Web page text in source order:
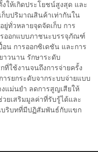
ห้เกิดประโยชน์สูงสุด และ
ก็บปริมาณสินค้าเท่ากันใน
ทั่วหลายจุดจัดเก็บ การ
ออกแบบภาชนะบรรจุภัณฑ์
น การออกซิเดชัน และการ
าวนาน รักษาระดับ
ใช้งานจนถึงการจ่ายครั้ง
รยกระดับจากระบบจ่ายแบบ
แม่นยำ ลดการสูญเสียให้
ยเสริมมูลค่าที่รับรู้ได้และ
บริบทที่มีปฏิสัมพันธ์กับแขก